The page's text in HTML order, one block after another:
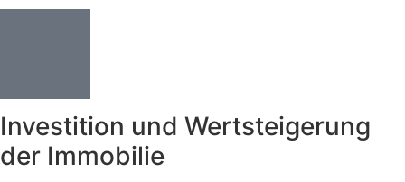
Investition und Wertsteigerung
der Immobilie